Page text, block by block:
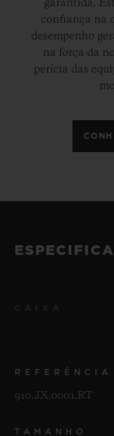
garantida.
confiança na
desempenho
na força da
perícia das
REFERÊNCIA
910.JX.0001.RT
TAMANHO